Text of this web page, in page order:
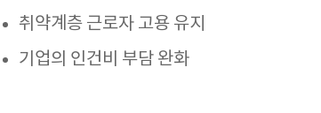
취약계층 근로자 고용 유지
기업의 인건비 부담 완화